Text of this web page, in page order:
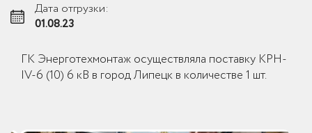
Дата отгрузки:
01.08.23
ГК Энерготехмонтаж осуществляла поставку КРН-
IV-6 (10) 6 кВ в город Липецк в количестве 1 шт.